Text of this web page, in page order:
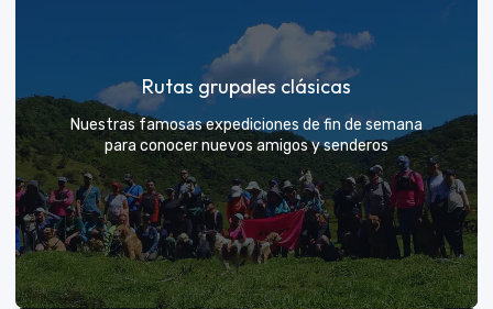
Rutas grupales clásicas
Nuestras famosas expediciones de fin de semana
para conocer nuevos amigos y senderos